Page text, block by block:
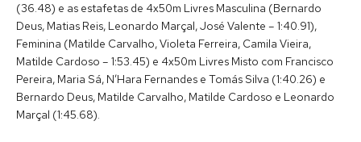
(36.48) e as estafetas de 4x50m Livres Masculina (Bernardo
Deus, Matias Reis, Leonardo Marçal, José Valente – 1:40.91),
Feminina (Matilde Carvalho, Violeta Ferreira, Camila Vieira,
Matilde Cardoso – 1:53.45) e 4x50m Livres Misto com Francisco
Pereira, Maria Sá, N’Hara Fernandes e Tomás Silva (1:40.26) e
Bernardo Deus, Matilde Carvalho, Matilde Cardoso e Leonardo
Marçal (1:45.68).